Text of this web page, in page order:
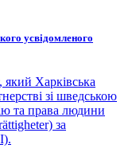
усвідомленого
який Харківська
зі шведською
та права людини
за